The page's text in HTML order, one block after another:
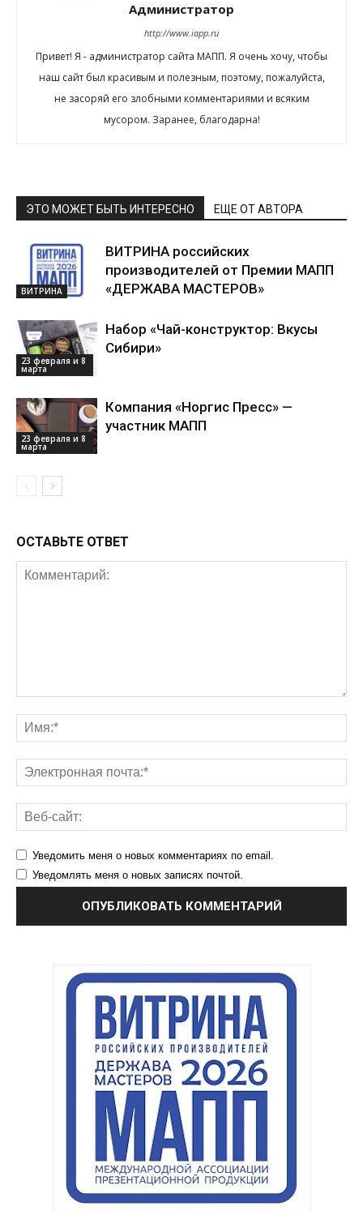
Администратор
http://www.iapp.ru
Привет! Я - администратор сайта МАПП. Я очень хочу, чтобы
наш сайт был красивым и полезным, поэтому, пожалуйста,
не засоряй его злобными комментариями и всяким
мусором. Заранее, благодарна!
ЭТО МОЖЕТ БЫТЬ ИНТЕРЕСНО ЕЩЕ ОТ АВТОРА
ВИТРИНА
ВИТРИНА российских
производителей от Премии МАПП
«ДЕРЖАВА МАСТЕРОВ»
23 февраля и 8
марта
Набор «Чай-конструктор: Вкусы
Сибири»
23 февраля и 8
марта
Компания «Норгис Пресс» —
участник МАПП
ОСТАВЬТЕ ОТВЕТ
Уведомить меня о новых комментариях по email.
Уведомлять меня о новых записях почтой.